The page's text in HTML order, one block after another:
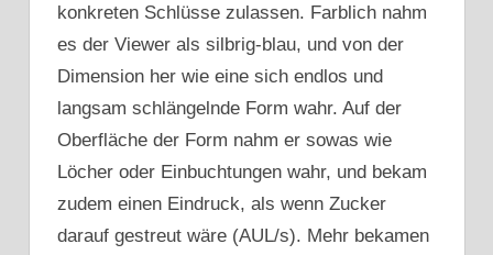
konkreten Schlüsse zulassen. Farblich nahm
es der Viewer als silbrig-blau, und von der
Dimension her wie eine sich endlos und
langsam schlängelnde Form wahr. Auf der
Oberfläche der Form nahm er sowas wie
Löcher oder Einbuchtungen wahr, und bekam
zudem einen Eindruck, als wenn Zucker
darauf gestreut wäre (AUL/s). Mehr bekamen